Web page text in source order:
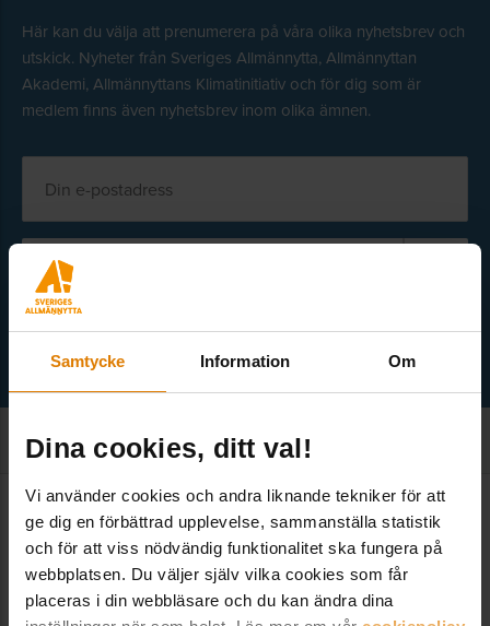
Samtycke Information Om
Dina cookies, ditt val!
Vi använder cookies och andra liknande tekniker för att
ge dig en förbättrad upplevelse, sammanställa statistik
och för att viss nödvändig funktionalitet ska fungera på
webbplatsen. Du väljer själv vilka cookies som får
placeras i din webbläsare och du kan ändra dina
Här kan du välja att prenumerera på våra olika nyhetsbrev och
utskick. Nyheter från Sveriges Allmännytta, Allmännyttan
Akademi, Allmännyttans Klimatinitiativ och för dig som är
medlem finns även nyhetsbrev inom olika ämnen.
Välj ämne
Kontakt